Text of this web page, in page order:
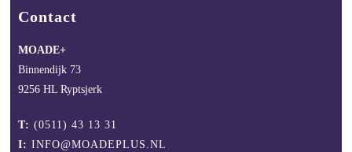
Contact
MOADE+
Binnendijk 73
9256 HL Ryptsjerk
T:(0511) 43 13 31
I:INFO@MOADEPLUS.NL